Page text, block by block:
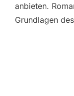
anbieten.
Grundlagen